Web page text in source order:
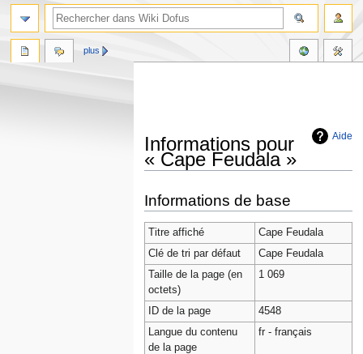
Aide
Informations pour
« Cape Feudala »
à
la
navigation
à
la
recherche
Informations de base
Titre affiché
Cape Feudala
Clé de tri par défaut
Cape Feudala
Taille de la page (en
octets)
1 069
ID de la page
4548
Langue du contenu
de la page
fr - français
plus